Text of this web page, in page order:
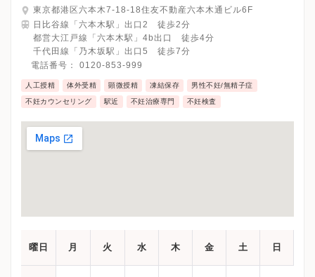
東京都港区六本木7-18-18住友不動産六本木通ビル6F
日比谷線「六本木駅」出口2 徒歩2分
都営大江戸線「六本木駅」4b出口 徒歩4分
千代田線「乃木坂駅」出口5 徒歩7分
電話番号： 0120-853-999
人工授精 体外受精 顕微授精 凍結保存 男性不妊/無精子症
不妊カウンセリング 駅近 不妊治療専門 不妊検査
曜日 月 火 水 木 金 土 日